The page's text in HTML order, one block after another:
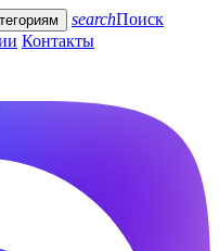
searchПоиск
Контакты